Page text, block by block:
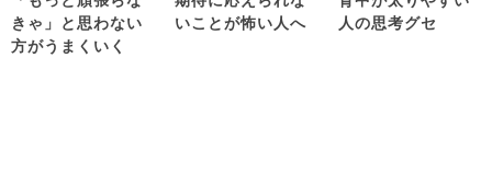
きゃ」と思わない
方がうまくいく
いことが怖い人へ
人の思考グセ